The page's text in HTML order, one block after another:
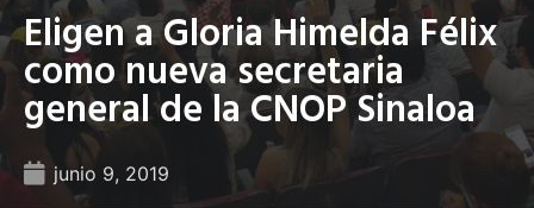
Eligen a Gloria Himelda Félix
como nueva secretaria
general de la CNOP Sinaloa
junio 9, 2019